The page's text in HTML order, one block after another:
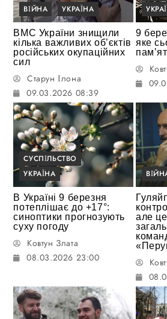
ВІЙНА УКРАЇНА
ВМС України знищили
кілька важливих об’єктів
російських окупаційних
сил
Старун Ілона
09.03.2026 08:39
9
яке
СУСПІЛЬСТВО
УКРАЇНА
В Україні 9 березня
потеплішає до +17°:
синоптики прогнозують
суху погоду
Ковтун Злата
08.03.2026 23:00
але